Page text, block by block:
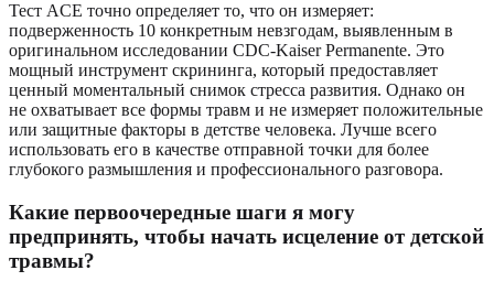
Тест ACE точно определяет то, что он измеряет:
подверженность 10 конкретным невзгодам, выявленным в
оригинальном исследовании CDC-Kaiser Permanente. Это
мощный инструмент скрининга, который предоставляет
ценный моментальный снимок стресса развития. Однако он
не охватывает все формы травм и не измеряет положительные
или защитные факторы в детстве человека. Лучше всего
использовать его в качестве отправной точки для более
глубокого размышления и профессионального разговора.
Какие первоочередные шаги я могу
предпринять, чтобы начать исцеление от детской
травмы?